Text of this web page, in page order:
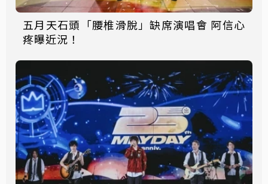
五月天石頭「腰椎滑脫」缺席演唱會 阿信心
疼曝近況！